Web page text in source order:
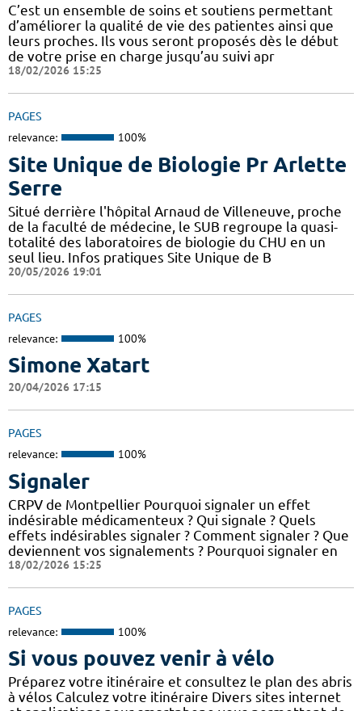
C’est un ensemble de soins et soutiens permettant
d’améliorer la qualité de vie des patientes ainsi que
leurs proches. Ils vous seront proposés dès le début
de votre prise en charge jusqu’au suivi apr
18/02/2026 15:25
PAGES
relevance: 100%
Site Unique de Biologie Pr Arlette
Serre
Situé derrière l'hôpital Arnaud de Villeneuve, proche
de la faculté de médecine, le SUB regroupe la quasi-
totalité des laboratoires de biologie du CHU en un
seul lieu. Infos pratiques Site Unique de B
20/05/2026 19:01
PAGES
relevance: 100%
Simone Xatart
20/04/2026 17:15
PAGES
relevance: 100%
Signaler
CRPV de Montpellier Pourquoi signaler un effet
indésirable médicamenteux ? Qui signale ? Quels
effets indésirables signaler ? Comment signaler ? Que
deviennent vos signalements ? Pourquoi signaler en
18/02/2026 15:25
PAGES
relevance: 100%
Si vous pouvez venir à vélo
Préparez votre itinéraire et consultez le plan des abris
à vélos Calculez votre itinéraire Divers sites internet